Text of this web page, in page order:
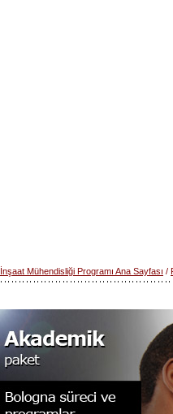
İnşaat Mühendisliği Programı Ana Sayfası /